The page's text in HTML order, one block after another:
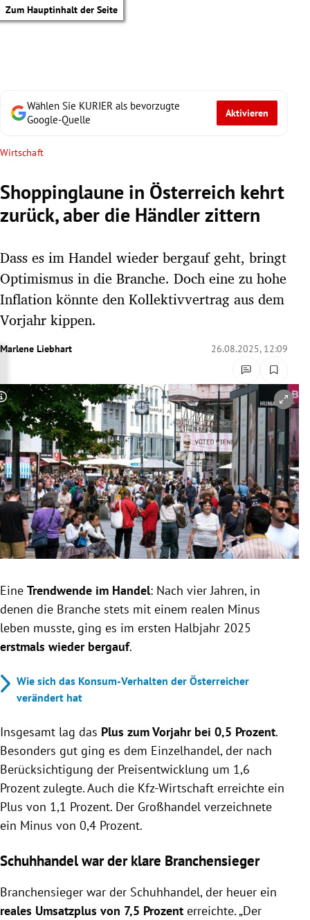
Zum Hauptinhalt der Seite
Untermenü
Untermenü
Untermenü
Untermenü
Untermenü
Untermenü
Untermenü
Untermenü
Untermenü
Wählen Sie KURIER als bevorzugte
Google-Quelle
Aktivieren
Wirtschaft
Shoppinglaune in Österreich kehrt
zurück, aber die Händler zittern
Dass es im Handel wieder bergauf geht, bringt
Optimismus in die Branche. Doch eine zu hohe
Inflation könnte den Kollektivvertrag aus dem
Vorjahr kippen.
Marlene Liebhart 26.08.2025, 12:09
Copyright-Hinweis öffnen/schließen
Eine Trendwende im Handel: Nach vier Jahren, in
denen die Branche stets mit einem realen Minus
leben musste, ging es im ersten Halbjahr 2025
erstmals wieder bergauf.
Wie sich das Konsum-Verhalten der Österreicher
verändert hat
Insgesamt lag das Plus zum Vorjahr bei 0,5 Prozent.
Besonders gut ging es dem Einzelhandel, der nach
Berücksichtigung der Preisentwicklung um 1,6
Prozent zulegte. Auch die Kfz-Wirtschaft erreichte ein
Plus von 1,1 Prozent. Der Großhandel verzeichnete
ein Minus von 0,4 Prozent.
Schuhhandel war der klare Branchensieger
Branchensieger war der Schuhhandel, der heuer ein
reales Umsatzplus von 7,5 Prozent erreichte.„Der